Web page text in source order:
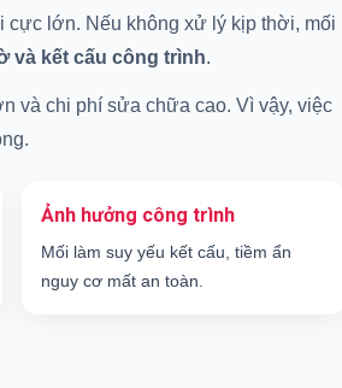
cực lớn. Nếu không xử lý kịp thời, mối
và kết cấu công trình.
và chi phí sửa chữa cao. Vì vậy, việc
Ảnh hưởng công trình
Mối làm suy yếu kết cấu, tiềm ẩn
nguy cơ mất an toàn.